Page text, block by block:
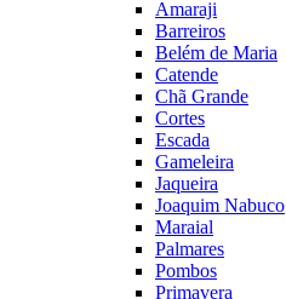
Amaraji
Barreiros
Belém de Maria
Catende
Chã Grande
Cortes
Escada
Gameleira
Jaqueira
Joaquim Nabuco
Maraial
Palmares
Pombos
Primavera